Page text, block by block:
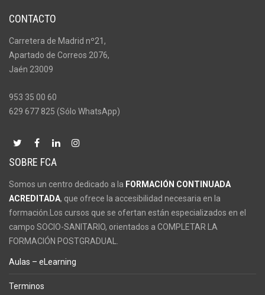
169,00€.
CONTACTO
Carretera de Madrid nº21,
Apartado de Correos 2076,
Jaén 23009
953 35 00 60
629 677 825 (Sólo WhatsApp)
SOBRE FCA
Somos un centro dedicado a la FORMACIÓN CONTINUADA
ACREDITADA, que ofrece la accesibilidad necesaria en la
formación.Los cursos que se ofertan están especializados en el
campo SOCIO-SANITARIO, orientados a COMPLETAR LA
FORMACIÓN POSTGRADUAL.
Aulas – eLearning
Terminos